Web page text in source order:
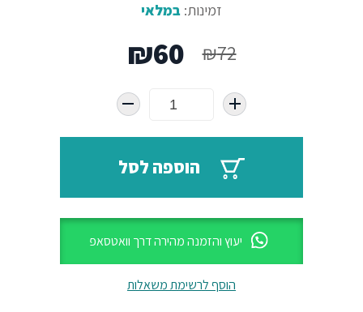
זמינות: במלאי
₪72
המחיר
המקורי
היה:
₪72.
₪60
הנוכחי
הוא:
₪60.הוספה לסל
יעוץ והזמנה מהירה דרך וואטסאפ
הוסף לרשימת משאלות